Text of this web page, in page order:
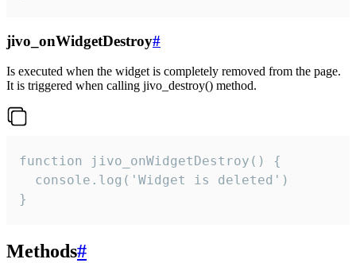
jivo_onWidgetDestroy#
Is executed when the widget is completely removed from the page.
It is triggered when calling jivo_destroy() method.
function jivo_onWidgetDestroy() {
  console.log('Widget is deleted')
}
Methods#